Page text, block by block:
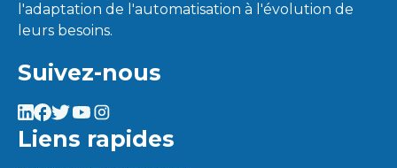
l'adaptation de l'automatisation à l'évolution de
leurs besoins.
Suivez-nous
Liens rapides